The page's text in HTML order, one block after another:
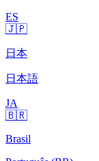
ES
🇯🇵
日本
日本語
JA
🇧🇷
Brasil